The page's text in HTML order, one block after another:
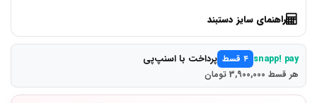
راهنمای سایز دستبند
snapp! pay ۴ قسط پرداخت با اسنپ‌پی
هر قسط 3,900,000 تومان